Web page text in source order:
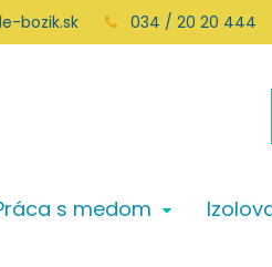
bozik.sk 034 / 20 20 444
s medom